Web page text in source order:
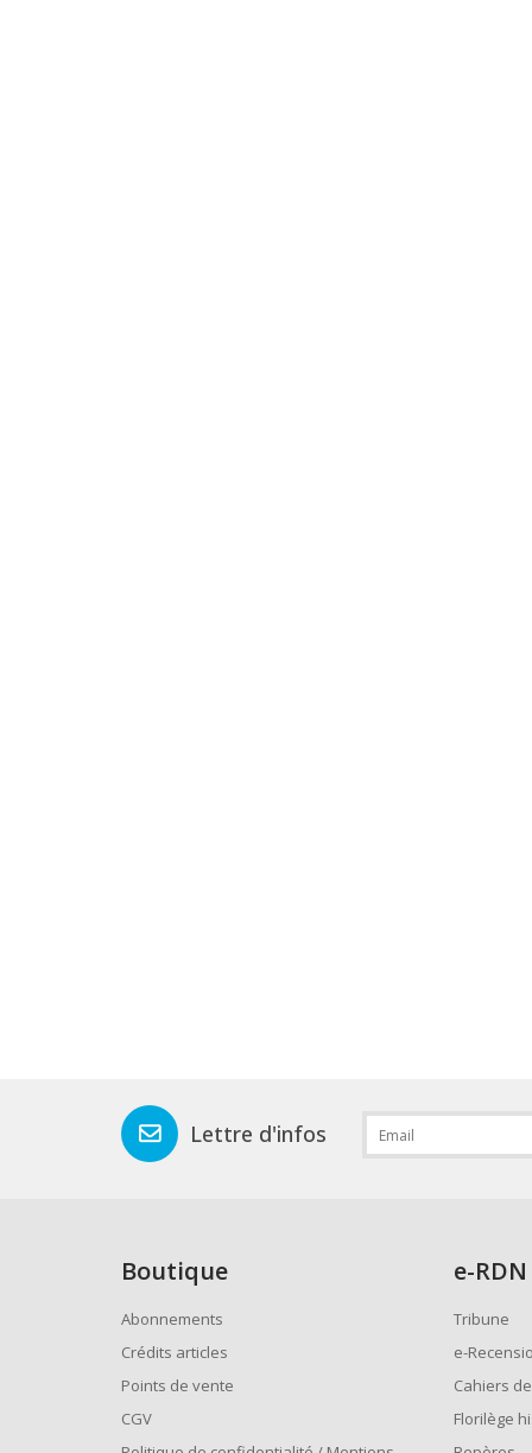
Lettre d'infos
Boutique
Abonnements
Crédits articles
Points de vente
CGV
e-RDN
Tribune
e-
Cahiers
Florilège